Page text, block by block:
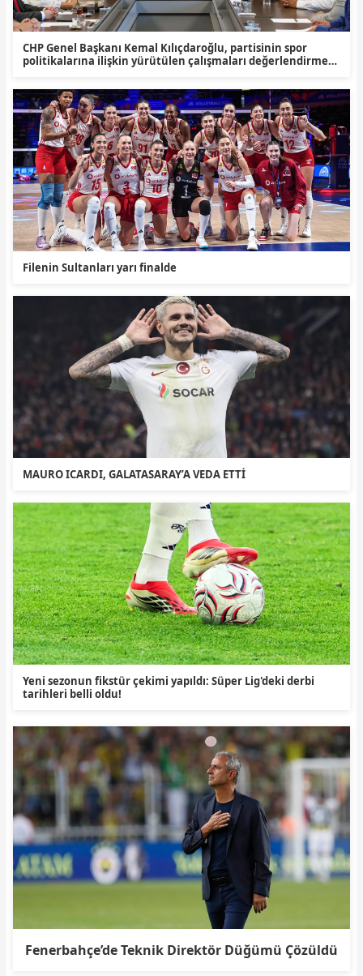
CHP Genel Başkanı Kemal Kılıçdaroğlu, partisinin spor
politikalarına ilişkin yürütülen çalışmaları değerlendirmek
geldi. Toplantı, Spor Kurulu Başkanı Savaş Yıldırım
başkanlığında gerçekleştirildi.
Filenin Sultanları yarı finalde
MAURO ICARDI, GALATASARAY’A VEDA ETTİ
Yeni sezonun fikstür çekimi yapıldı: Süper Lig'deki derbi
tarihleri belli oldu!
Fenerbahçe’de Teknik Direktör Düğümü Çözüldü